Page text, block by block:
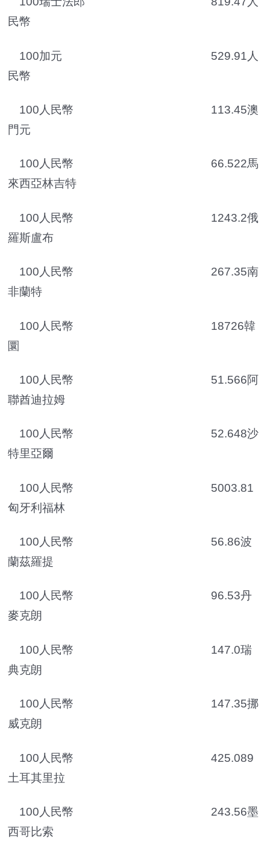
民幣
100加元 529.91人
民幣
100人民幣 113.45澳
門元
100人民幣 66.522馬
來西亞林吉特
100人民幣 1243.2俄
羅斯盧布
100人民幣 267.35南
非蘭特
100人民幣 18726韓
圜
100人民幣 51.566阿
聯酋迪拉姆
100人民幣 52.648沙
特里亞爾
100人民幣 5003.81
匈牙利福林
100人民幣 56.86波
蘭茲羅提
100人民幣 96.53丹
麥克朗
100人民幣 147.0瑞
典克朗
100人民幣 147.35挪
威克朗
100人民幣 425.089
土耳其里拉
100人民幣 243.56墨
西哥比索